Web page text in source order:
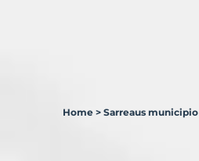
Home > Sarreaus municipio